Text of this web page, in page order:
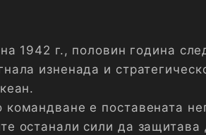
1942 г., половин година
изненада и
е поставената
останали сили да защитава